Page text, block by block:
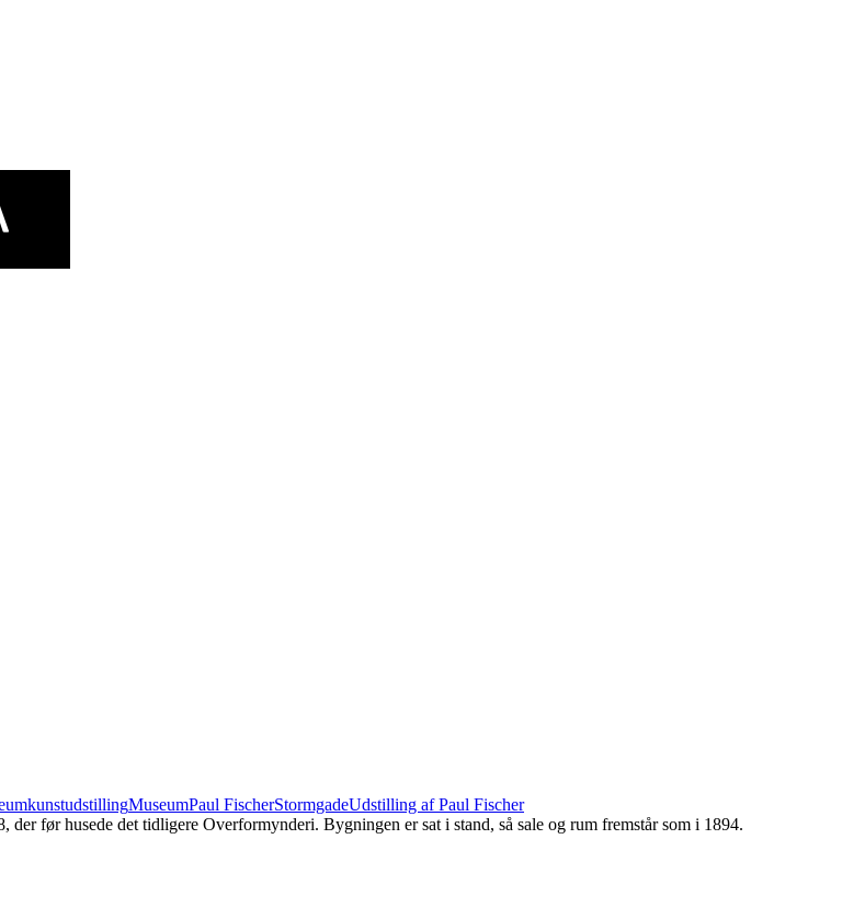
kunstudstillingMuseumPaul FischerStormgadeUdstilling af Paul Fischer
før husede det tidligere Overformynderi. Bygningen er sat i stand, så sale og rum fremstår som i 1894.